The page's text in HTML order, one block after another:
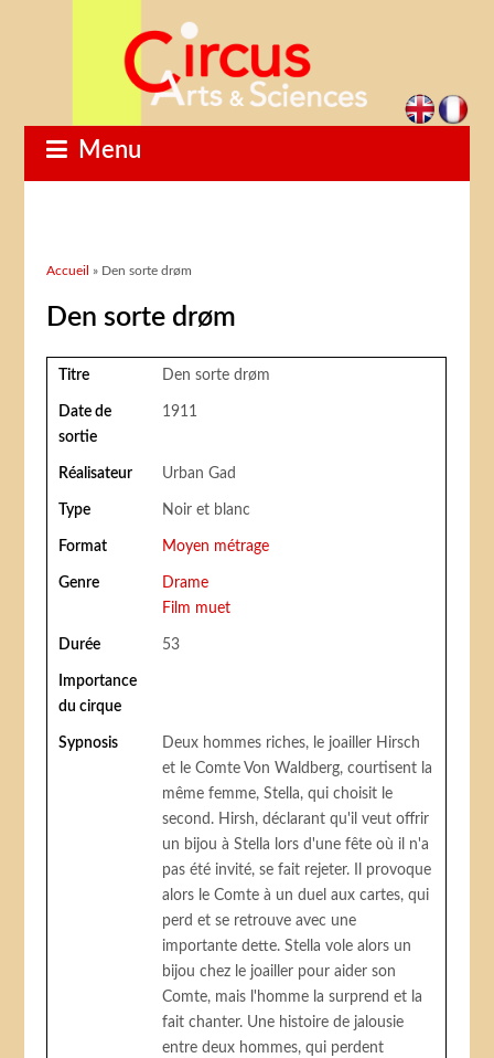
Menu
Vous êtes ici
Accueil » Den sorte drøm
Den sorte drøm
Titre Den sorte drøm
Date de
sortie
1911
Réalisateur Urban Gad
Type Noir et blanc
Format Moyen métrage
Genre
Drame
Film muet
Durée 53
Importance
du cirque
Sypnosis
Deux hommes riches, le joailler Hirsch
et le Comte Von Waldberg, courtisent la
même femme, Stella, qui choisit le
second. Hirsh, déclarant qu'il veut offrir
un bijou à Stella lors d'une fête où il n'a
pas été invité, se fait rejeter. Il provoque
alors le Comte à un duel aux cartes, qui
perd et se retrouve avec une
importante dette. Stella vole alors un
bijou chez le joailler pour aider son
Comte, mais l'homme la surprend et la
fait chanter. Une histoire de jalousie
entre deux hommes, qui perdent